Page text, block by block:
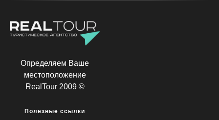
Определяем Ваше
местоположение
RealTour 2009 ©
Полезные ссылки